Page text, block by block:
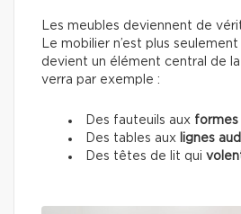
Les meubles deviennent de
Le mobilier n’est plus
devient un élément central de
verra par exemple :
Des fauteuils aux formes
Des tables aux lignes
Des têtes de lit qui